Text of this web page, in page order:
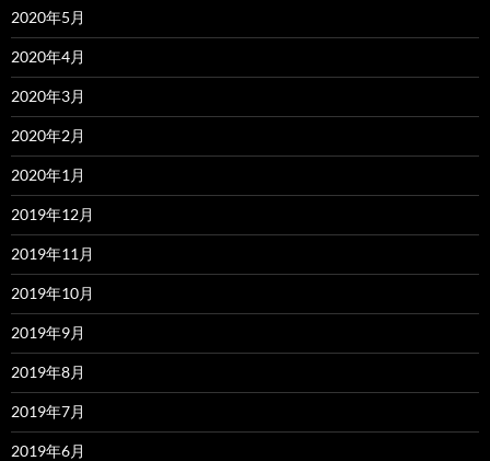
2020年5月
2020年4月
2020年3月
2020年2月
2020年1月
2019年12月
2019年11月
2019年10月
2019年9月
2019年8月
2019年7月
2019年6月